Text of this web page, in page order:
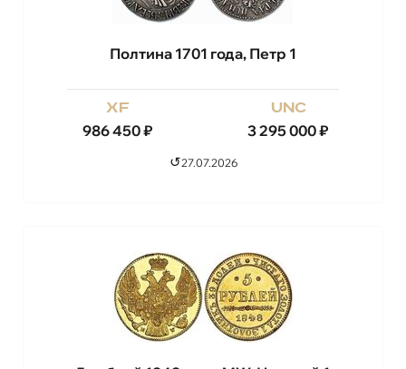
Полтина 1701 года, Петр 1
xf
986 450₽
unc
3 295 000₽
↺27.07.2026